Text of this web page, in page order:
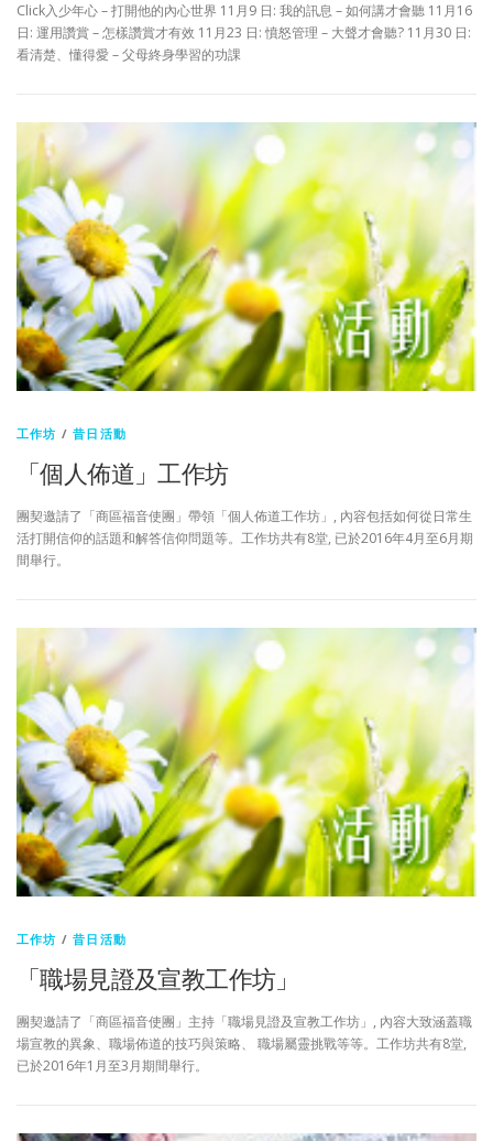
Click入少年心 – 打開他的內心世界 11月9 日: 我的訊息 – 如何講才會聽 11月16
日: 運用讚賞 – 怎樣讚賞才有效 11月23 日: 憤怒管理 – 大聲才會聽? 11月30 日:
看清楚、懂得愛 – 父母終身學習的功課
工作坊 /昔日活動
「個人佈道」工作坊
團契邀請了「商區福音使團」帶領「個人佈道工作坊」, 內容包括如何從日常生
活打開信仰的話題和解答信仰問題等。工作坊共有8堂, 已於2016年4月至6月期
間舉行。
工作坊 /昔日活動
「職場見證及宣教工作坊」
團契邀請了「商區福音使團」主持「職場見證及宣教工作坊」, 內容大致涵蓋職
場宣教的異象、職場佈道的技巧與策略、 職場屬靈挑戰等等。工作坊共有8堂,
已於2016年1月至3月期間舉行。